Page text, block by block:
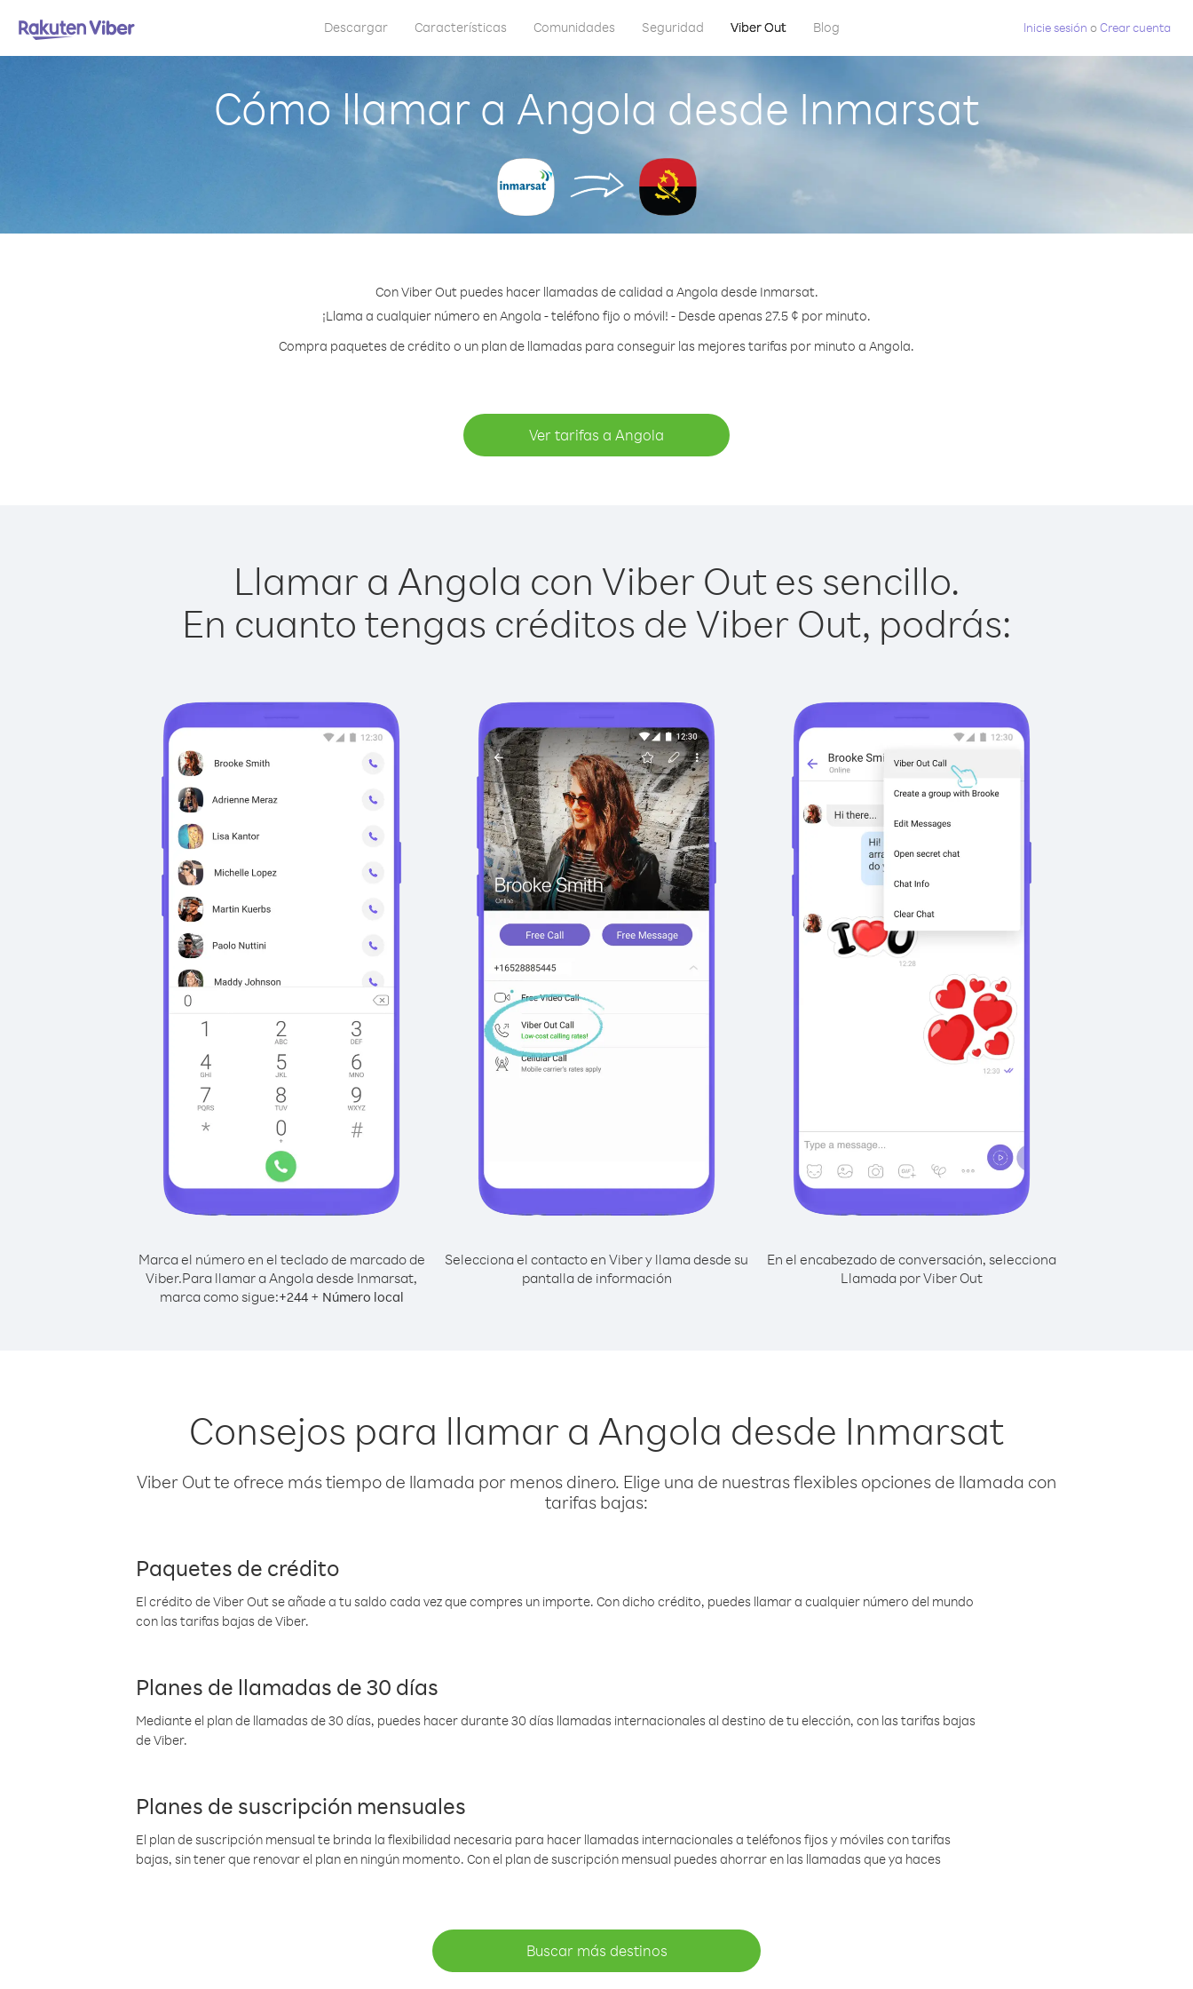
Descargar Características Comunidades Seguridad Viber Out Blog Inicie sesión oCrear cuenta
Cómo llamar a Angola desde Inmarsat
Con Viber Out puedes hacer llamadas de calidad a Angola desde Inmarsat.
¡Llama a cualquier número en Angola - teléfono fijo o móvil! - Desde apenas 27.5 ¢ por minuto.
Compra paquetes de crédito o un plan de llamadas para conseguir las mejores tarifas por minuto a Angola.
Ver tarifas a Angola
Llamar a Angola con Viber Out es sencillo.
En cuanto tengas créditos de Viber Out, podrás:
Marca el número en el teclado de marcado de
Viber.Para llamar a Angola desde Inmarsat,
marca como sigue:+244+ Número local
Selecciona el contacto en Viber y llama desde su
pantalla de información
En el encabezado de conversación, selecciona
Llamada por Viber Out
Consejos para llamar a Angola desde Inmarsat
Viber Out te ofrece más tiempo de llamada por menos dinero. Elige una de nuestras flexibles opciones de llamada con
tarifas bajas:
Paquetes de crédito
El crédito de Viber Out se añade a tu saldo cada vez que compres un importe. Con dicho crédito, puedes llamar a cualquier número del mundo
con las tarifas bajas de Viber.
Planes de llamadas de 30 días
Mediante el plan de llamadas de 30 días, puedes hacer durante 30 días llamadas internacionales al destino de tu elección, con las tarifas bajas
de Viber.
Planes de suscripción mensuales
El plan de suscripción mensual te brinda la flexibilidad necesaria para hacer llamadas internacionales a teléfonos fijos y móviles con tarifas
bajas, sin tener que renovar el plan en ningún momento. Con el plan de suscripción mensual puedes ahorrar en las llamadas que ya haces
Buscar más destinos